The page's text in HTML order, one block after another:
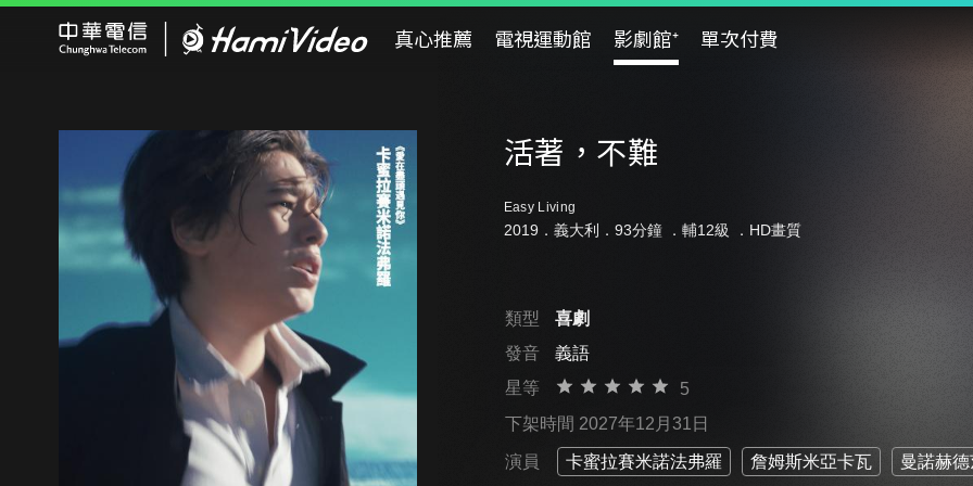
真心推薦 電視運動館 影劇館⁺ 單次付費
活著，不難
Easy Living
2019．義大利．93分鐘 ． 輔12級 ．HD畫質
類型
喜劇
發音
義語
星等
5
下架時間 2027年12月31日
演員 卡蜜拉賽米諾法弗羅 詹姆斯米亞卡瓦 曼諾赫德